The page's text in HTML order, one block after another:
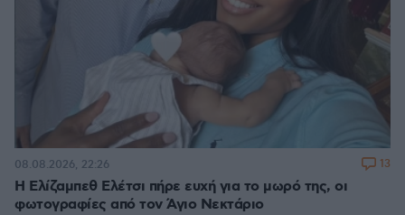
Η Ελίζαμπεθ Ελέτσι πήρε ευχή για το μωρό της, οι
φωτογραφίες από τον Άγιο Νεκτάριο
08.08.2026, 22:26 13